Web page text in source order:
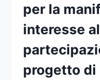
IL
DEL
CONSUMO
DI
SUOLO”.
BANDI
per la
interesse
progetto di